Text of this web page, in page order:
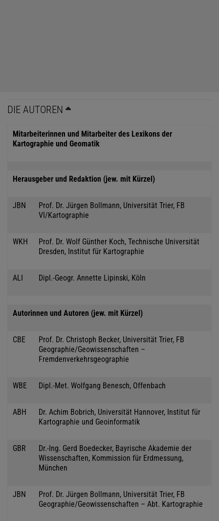
DIE AUTOREN
Mitarbeiterinnen und Mitarbeiter des Lexikons der
Kartographie und Geomatik
Herausgeber und Redaktion (jew. mit Kürzel)
JBN
Prof. Dr. Jürgen Bollmann, Universität Trier, FB
VI/Kartographie
WKH
Prof. Dr. Wolf Günther Koch, Technische Universität
Dresden, Institut für Kartographie
ALI Dipl.-Geogr. Annette Lipinski, Köln
Autorinnen und Autoren (jew. mit Kürzel)
CBE
Prof. Dr. Christoph Becker, Universität Trier, FB
Geographie/Geowissenschaften –
Fremdenverkehrsgeographie
WBE Dipl.-Met. Wolfgang Benesch, Offenbach
ABH
Dr. Achim Bobrich, Universität Hannover, Institut für
Kartographie und Geoinformatik
GBR
Dr.-Ing. Gerd Boedecker, Bayrische Akademie der
Wissenschaften, Kommission für Erdmessung,
München
JBN
Prof. Dr. Jürgen Bollmann, Universität Trier, FB
Geographie/Geowissenschaften – Abt. Kartographie